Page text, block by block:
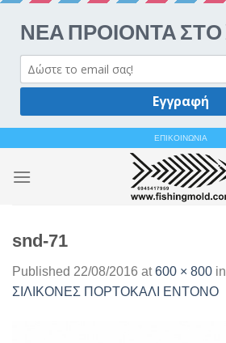
content
ΕΠΙΚΟΙΝΩΝΙΑ
snd-71
Published 22/08/2016 at600 × 800 in
ΣΙΛΙΚΟΝΕΣ ΠΟΡΤΟΚΑΛΙ ENTONO